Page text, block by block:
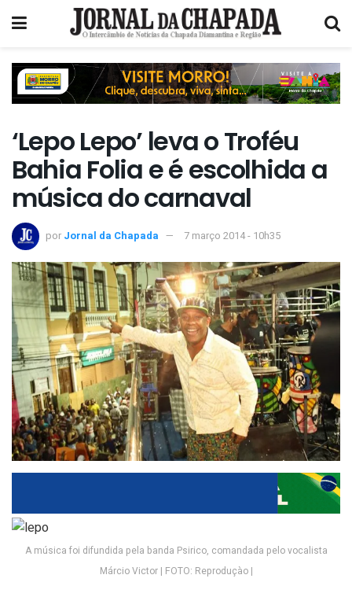
‘Lepo Lepo’ leva o Troféu
Bahia Folia e é escolhida a
música do carnaval
por Jornal da Chapada 7 março 2014 - 10h35
A música foi difundida pela banda Psirico, comandada pelo vocalista
Márcio Victor | FOTO: Reproduçào |